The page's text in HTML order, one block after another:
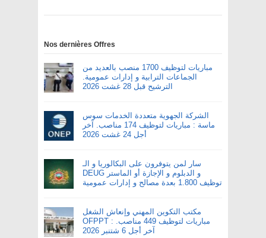
Nos dernières Offres
مباريات لتوظيف 1700 منصب بالعديد من
الجماعات الترابية و إدارات عمومية.
الترشيح قبل 28 غشت 2026
الشركة الجهوية متعددة الخدمات سوس
ماسة : مباريات لتوظيف 174 مناصب. آخر
أجل 24 غشت 2026
سار لمن يتوفرون على البكالوريا و الـ
DEUG و الدبلوم و الإجازة أو الماستر
توظيف 1.800 بعدة مصالح و إدارات عمومية
مكتب التكوين المهني وإنعاش الشغل
OFPPT : مباريات لتوظيف 449 مناصب.
آخر أجل 6 شتنبر 2026